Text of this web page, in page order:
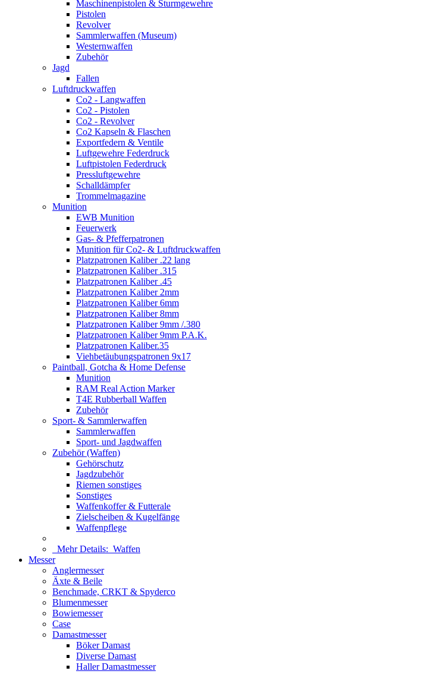
Maschinenpistolen & Sturmgewehre
Pistolen
Revolver
Sammlerwaffen (Museum)
Westernwaffen
Zubehör
Jagd
Fallen
Luftdruckwaffen
Co2 - Langwaffen
Co2 - Pistolen
Co2 - Revolver
Co2 Kapseln & Flaschen
Exportfedern & Ventile
Luftgewehre Federdruck
Luftpistolen Federdruck
Pressluftgewehre
Schalldämpfer
Trommelmagazine
Munition
EWB Munition
Feuerwerk
Gas- & Pfefferpatronen
Munition für Co2- & Luftdruckwaffen
Platzpatronen Kaliber .22 lang
Platzpatronen Kaliber .315
Platzpatronen Kaliber .45
Platzpatronen Kaliber 2mm
Platzpatronen Kaliber 6mm
Platzpatronen Kaliber 8mm
Platzpatronen Kaliber 9mm /.380
Platzpatronen Kaliber 9mm P.A.K.
Platzpatronen Kaliber.35
Viehbetäubungspatronen 9x17
Paintball, Gotcha & Home Defense
Munition
RAM Real Action Marker
T4E Rubberball Waffen
Zubehör
Sport- & Sammlerwaffen
Sammlerwaffen
Sport- und Jagdwaffen
Zubehör (Waffen)
Gehörschutz
Jagdzubehör
Riemen sonstiges
Sonstiges
Waffenkoffer & Futterale
Zielscheiben & Kugelfänge
Waffenpflege
Mehr Details: Waffen
Messer
Anglermesser
Äxte & Beile
Benchmade, CRKT & Spyderco
Blumenmesser
Bowiemesser
Case
Damastmesser
Böker Damast
Diverse Damast
Haller Damastmesser